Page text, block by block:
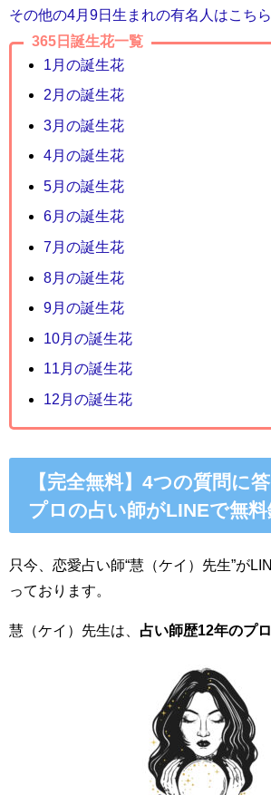
その他の4月9日生まれの有名人はこち
365日誕生花一覧
1月の誕生花
2月の誕生花
3月の誕生花
4月の誕生花
5月の誕生花
6月の誕生花
7月の誕生花
8月の誕生花
9月の誕生花
10月の誕生花
11月の誕生花
12月の誕生花
【完全無料】4つの質問に
プロの占い師がLINEで無料
只今、恋愛占い師“慧（ケイ）先生”が
っております。
慧（ケイ）先生は、 占い師歴12年のプ